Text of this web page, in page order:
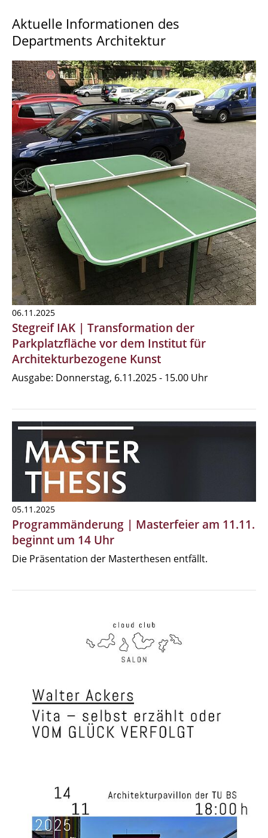
Aktuelle Informationen des
Departments Architektur
06.11.2025
Stegreif IAK | Transformation der
Parkplatzfläche vor dem Institut für
Architekturbezogene Kunst
Ausgabe: Donnerstag, 6.11.2025 - 15.00 Uhr
05.11.2025
Programmänderung | Masterfeier am 11.11.
beginnt um 14 Uhr
Die Präsentation der Masterthesen entfällt.